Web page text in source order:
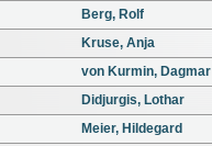
Berg, Rolf
Kruse, Anja
von Kurmin, Dagmar
Didjurgis, Lothar
Meier, Hildegard